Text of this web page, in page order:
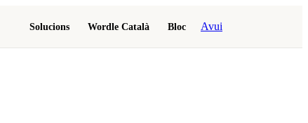
Solucions Wordle Català Bloc Avui